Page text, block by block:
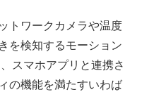
トワークカメラや温度
を検知するモーション
スマホアプリと連携さ
の機能を満たすいわば